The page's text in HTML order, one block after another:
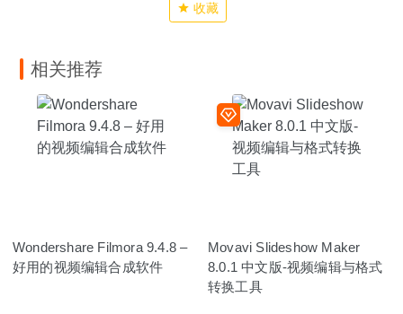
收藏
相关推荐
Wondershare Filmora 9.4.8 –
好用的视频编辑合成软件
Movavi Slideshow Maker
8.0.1 中文版-视频编辑与格式
转换工具